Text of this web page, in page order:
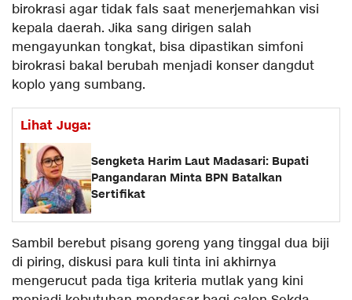
birokrasi agar tidak fals saat menerjemahkan visi
kepala daerah. Jika sang dirigen salah
mengayunkan tongkat, bisa dipastikan simfoni
birokrasi bakal berubah menjadi konser dangdut
koplo yang sumbang.
Lihat Juga:
Sengketa Harim Laut Madasari: Bupati
Pangandaran Minta BPN Batalkan
Sertifikat
​Sambil berebut pisang goreng yang tinggal dua biji
di piring, diskusi para kuli tinta ini akhirnya
mengerucut pada tiga kriteria mutlak yang kini